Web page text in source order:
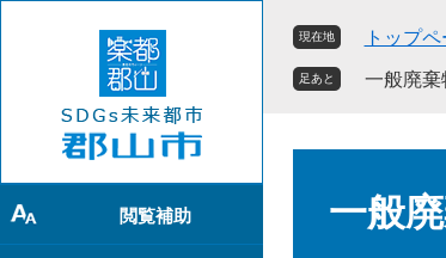
で
す
。
ば
し
て
閲覧補助
現在地 トップ
足あと 一般廃棄
一般